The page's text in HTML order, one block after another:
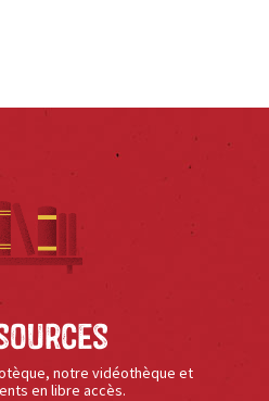
notre vidéothèque et
en libre accès.